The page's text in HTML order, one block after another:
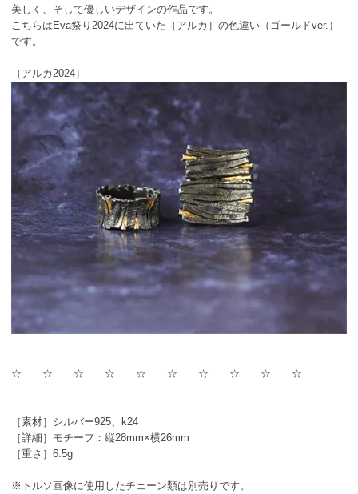
美しく、そして優しいデザインの作品です。
こちらはEva祭り2024に出ていた［アルカ］の色違い（ゴールドver.）
です。
［アルカ2024］
☆ ☆ ☆ ☆ ☆ ☆ ☆ ☆ ☆ ☆
［素材］シルバー925、k24
［詳細］モチーフ：縦28mm×横26mm
［重さ］6.5g
※トルソ画像に使用したチェーン類は別売りです。